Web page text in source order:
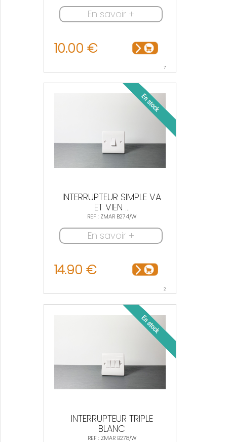
En savoir +
10.00 €
7
INTERRUPTEUR SIMPLE VA
ET VIEN ...
REF : ZMAR B274/W
En savoir +
14.90 €
2
INTERRUPTEUR TRIPLE
BLANC
REF : ZMAR B278/W